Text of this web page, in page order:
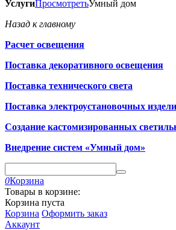
УслугиПросмотретьУмный дом
Назад к главному
Расчет освещения
Поставка декоративного освещения
Поставка технического света
Поставка электроустановочных
Создание кастомизированных
Внедрение систем «Умный дом»
0Корзина
Товары в корзине:
Корзина пуста
Корзина Оформить заказ
Аккаунт